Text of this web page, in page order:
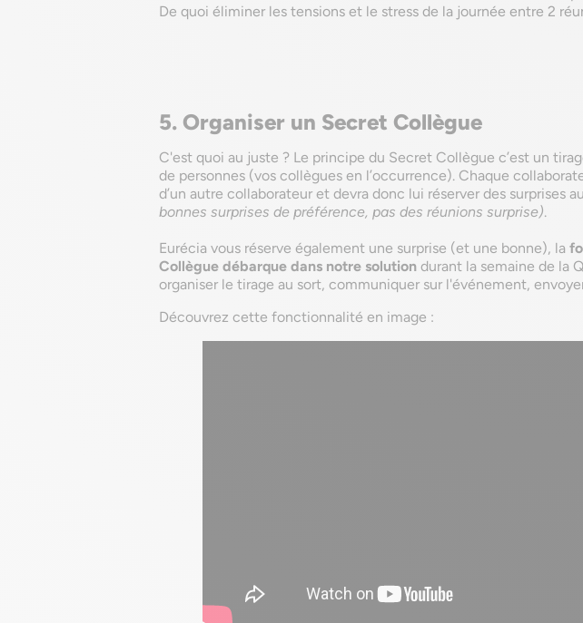
De quoi éliminer les tensions et le stress de la journée entre 2
5. Organiser un Secret Collègue
C'est quoi au juste ? Le principe du Secret Collègue c’est un
de personnes (vos collègues en l’occurrence). Chaque
d’un autre collaborateur et devra donc lui réserver des surprises
bonnes surprises de préférence, pas des réunions surprise).
Eurécia vous réserve également une surprise (et une bonne), la
Collègue débarque dans notre solution durant la semaine de la
organiser le tirage au sort, communiquer sur l'événement,
Découvrez cette fonctionnalité en image :